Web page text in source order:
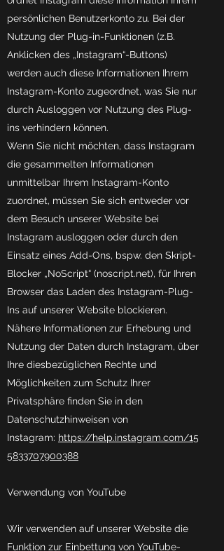
persönlichen Benutzerkonto zu. Bei der
Nutzung der Plug-in-Funktionen (z.B.
Anklicken des „Instagram“-Buttons)
werden auch diese Informationen Ihrem
Instagram-Konto zugeordnet, was Sie nur
durch Ausloggen vor Nutzung des Plug-
ins verhindern können.
Wenn Sie nicht möchten, dass Instagram
die gesammelten Informationen
unmittelbar Ihrem Instagram-Konto
zuordnet, müssen Sie sich entweder vor
dem Besuch unserer Website bei
Instagram ausloggen oder durch den
Einsatz eines Add-Ons, bspw. den Skript-
Blocker „NoScript“ (noscript.net), für Ihren
Browser das Laden des Instagram-Plug-
Ins auf unserer Website blockieren.
Nähere Informationen zur Erhebung und
Nutzung der Daten durch Instagram, über
Ihre diesbezüglichen Rechte und
Möglichkeiten zum Schutz Ihrer
Privatsphäre finden Sie in den
Datenschutzhinweisen von
Instagram: https://help.instagram.com/15
5833707900388
Verwendung von YouTube
Wir verwenden auf unserer Website die
Funktion zur Einbettung von YouTube-